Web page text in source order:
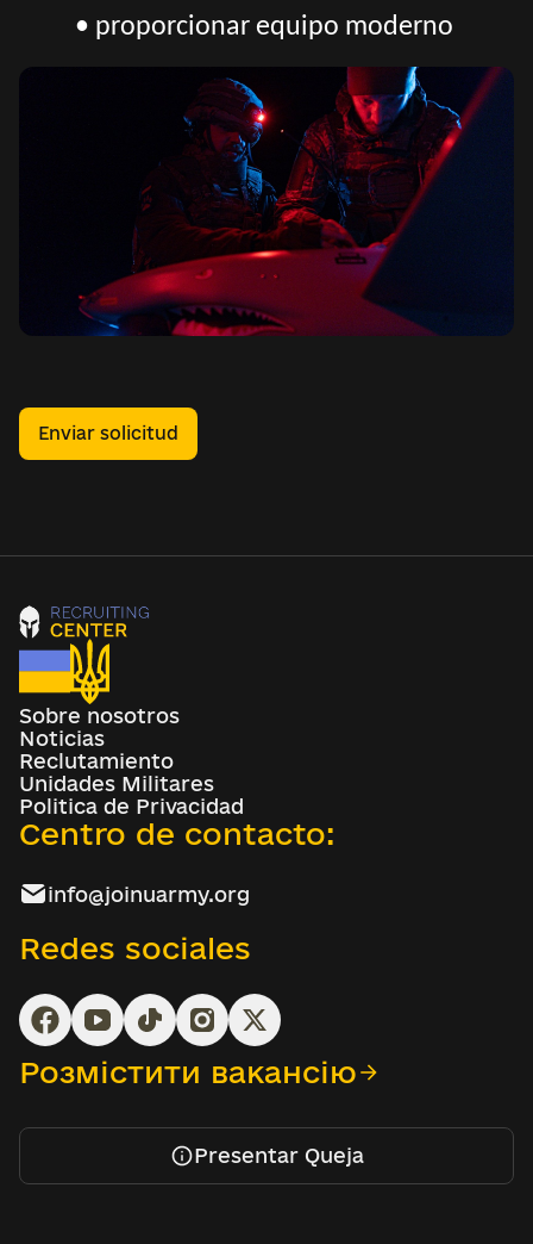
• proporcionar equipo moderno
Enviar solicitud
Sobre nosotros
Noticias
Reclutamiento
Unidades Militares
Politica de Privacidad
Centro de contacto:
info@joinuarmy.org
Redes sociales
Розмістити вакансію
Presentar Queja